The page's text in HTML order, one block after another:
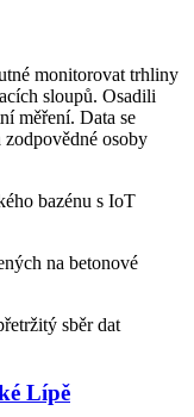
monitorovat trhliny
sloupů. Osadili
měření. Data se
osoby
Lípě